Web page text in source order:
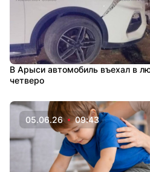
В Арыси автомобиль въехал в
четверо
05.06.26 09:43